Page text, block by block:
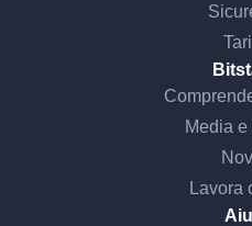
Media e
Lavora